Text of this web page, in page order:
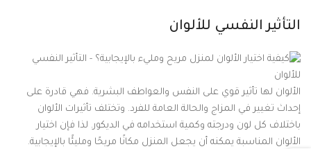
التأثير النفسي للألوان
الألوان لها تأثير قوي على النفس والعواطف البشرية. فهي قادرة على
إحداث تغيير في المزاج والحالة العامة للفرد. وتختلف تأثيرات الألوان
باختلاف كل لون ودرجته وكمية استخدامه في الديكور. لذا فإن اختيار
الألوان المناسبة يمكنه أن يجعل المنزل مكانًا مريحًا ومليئًا بالإيجابية.